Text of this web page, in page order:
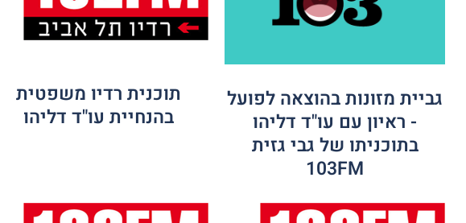
גביית מזונות בהוצאה לפועל
- ראיון עם עו"ד דליהו
בתוכניתו של גבי גזית
103FM
תוכנית רדיו משפטית
בהנחיית עו"ד דליהו